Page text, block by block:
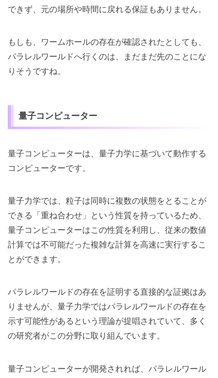
できず、元の場所や時間に戻れる保証もありません。
もしも、ワームホールの存在が確認されたとしても、
パラレルワールドへ行くのは、まだまだ先のことにな
りそうですね。
量子コンピューター
量子コンピューターは、量子力学に基づいて動作する
コンピューターです。
量子力学では、粒子は同時に複数の状態をとることが
できる「重ね合わせ」という性質を持っているため、
量子コンピューターはこの性質を利用し、従来の数値
計算では不可能だった複雑な計算を高速に実行するこ
とができます。
パラレルワールドの存在を証明する直接的な証拠はあ
りませんが、量子力学ではパラレルワールドの存在を
示す可能性があるという理論が提唱されていて、多く
の研究者がこの分野に取り組んでいます。
量子コンピューターが開発されれば、パラレルワール